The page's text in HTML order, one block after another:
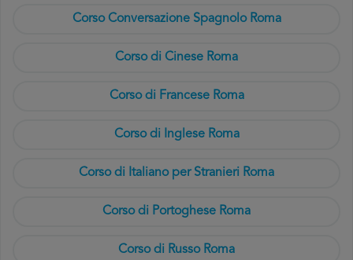
Corso Conversazione Spagnolo Roma
Corso di Cinese Roma
Corso di Francese Roma
Corso di Inglese Roma
Corso di Italiano per Stranieri Roma
Corso di Portoghese Roma
Corso di Russo Roma